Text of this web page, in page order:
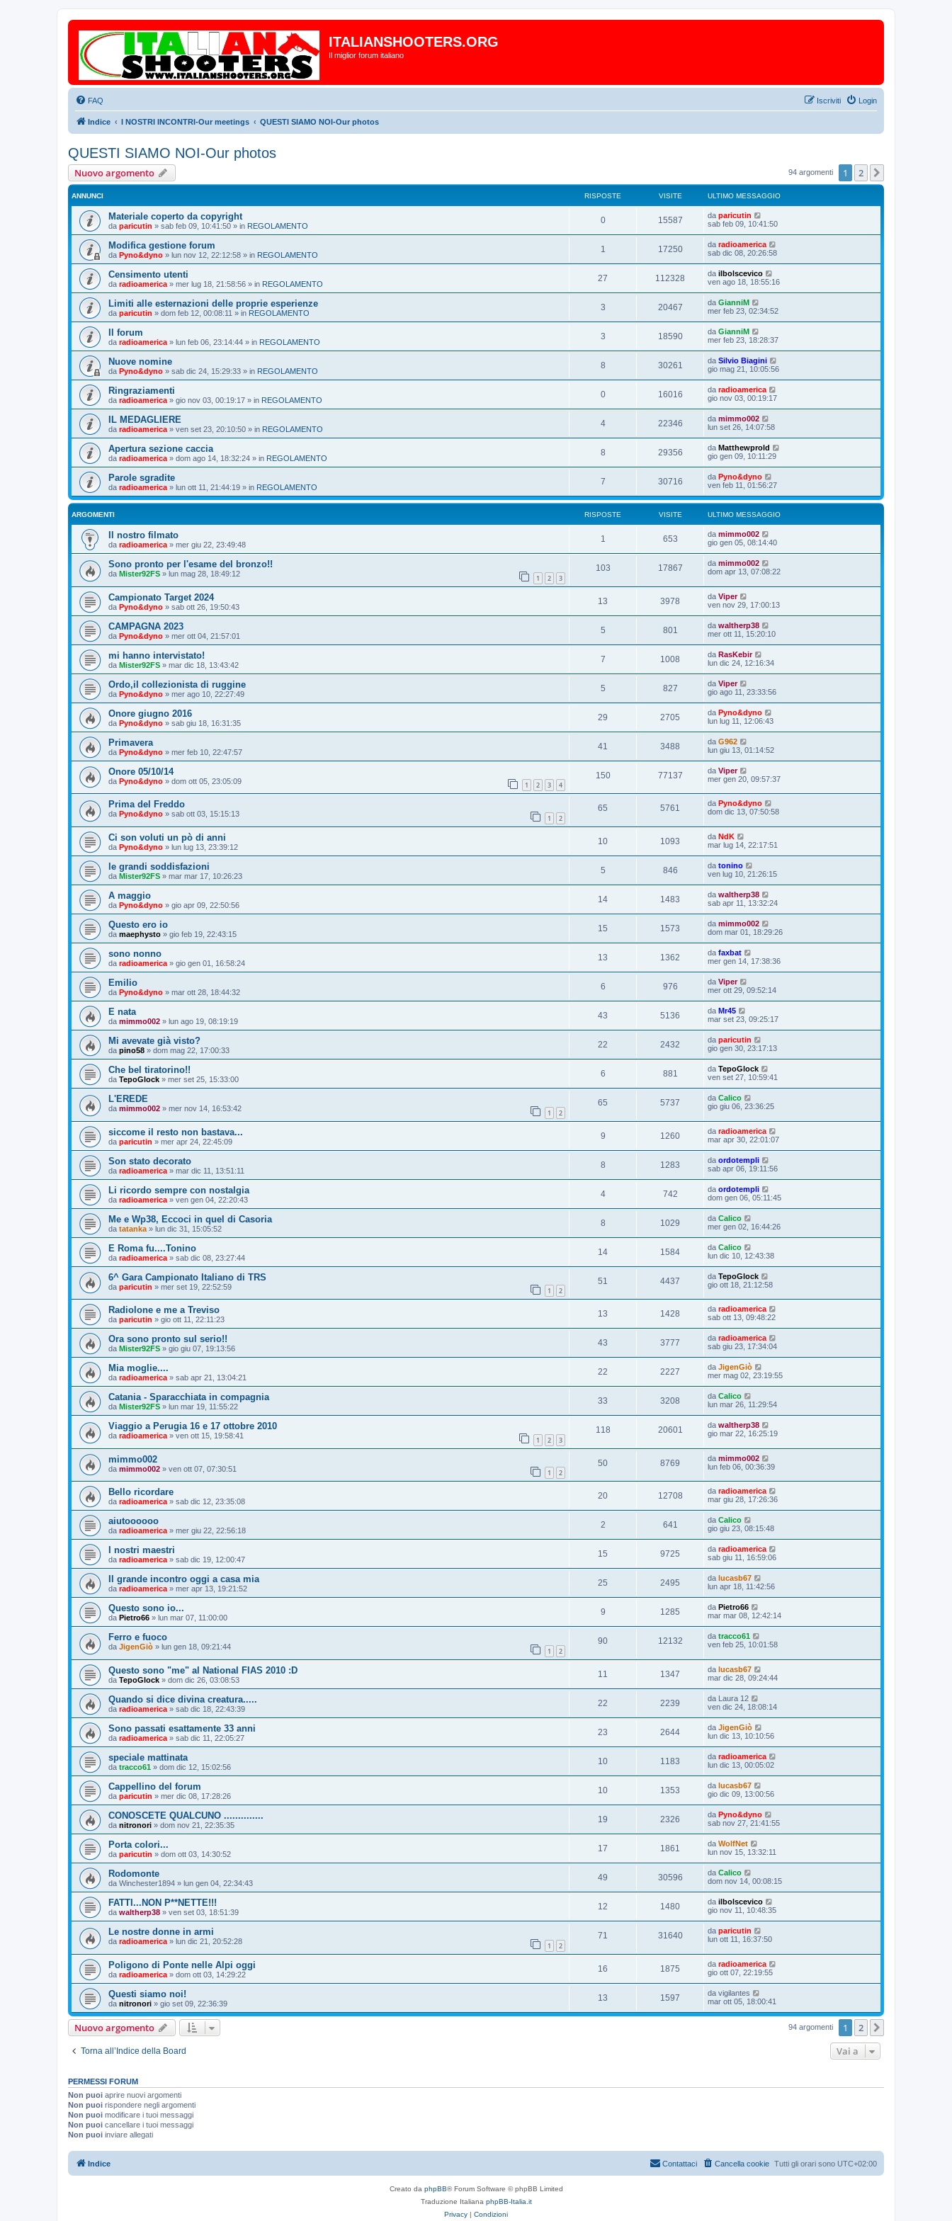
ITALIANSHOOTERS.ORG
Il miglior forum italiano
FAQ Login
Iscriviti
Indice I NOSTRI INCONTRI-Our meetings QUESTI SIAMO NOI-Our photos
QUESTI SIAMO NOI-Our photos
Nuovo argomento 94 argomenti 1 2
ANNUNCI RISPOSTE VISITE ULTIMO MESSAGGIO
Materiale coperto da copyright
da paricutin » sab feb 09, 10:41:50 » in REGOLAMENTO
0 15587 da paricutin
sab feb 09, 10:41:50
Modifica gestione forum
da Pyno&dyno » lun nov 12, 22:12:58 » in REGOLAMENTO
1 17250 da radioamerica
sab dic 08, 20:26:58
Censimento utenti
da radioamerica » mer lug 18, 21:58:56 » in REGOLAMENTO
27 112328 da ilbolscevico
ven ago 18, 18:55:16
Limiti alle esternazioni delle proprie esperienze
da paricutin » dom feb 12, 00:08:11 » in REGOLAMENTO
3 20467 da GianniM
mer feb 23, 02:34:52
Il forum
da radioamerica » lun feb 06, 23:14:44 » in REGOLAMENTO
3 18590 da GianniM
mer feb 23, 18:28:37
Nuove nomine
da Pyno&dyno » sab dic 24, 15:29:33 » in REGOLAMENTO
8 30261 da Silvio Biagini
gio mag 21, 10:05:56
Ringraziamenti
da radioamerica » gio nov 03, 00:19:17 » in REGOLAMENTO
0 16016 da radioamerica
gio nov 03, 00:19:17
IL MEDAGLIERE
da radioamerica » ven set 23, 20:10:50 » in REGOLAMENTO
4 22346 da mimmo002
lun set 26, 14:07:58
Apertura sezione caccia
da radioamerica » dom ago 14, 18:32:24 » in REGOLAMENTO
8 29356 da Matthewprold
gio gen 09, 10:11:29
Parole sgradite
da radioamerica » lun ott 11, 21:44:19 » in REGOLAMENTO
7 30716 da Pyno&dyno
ven feb 11, 01:56:27
ARGOMENTI RISPOSTE VISITE ULTIMO MESSAGGIO
Il nostro filmato
da radioamerica » mer giu 22, 23:49:48
1 653 da mimmo002
gio gen 05, 08:14:40
Sono pronto per l'esame del bronzo!!
da Mister92FS » lun mag 28, 18:49:12 1 2 3
103 17867 da mimmo002
dom apr 13, 07:08:22
Campionato Target 2024
da Pyno&dyno » sab ott 26, 19:50:43
13 3978 da Viper
ven nov 29, 17:00:13
CAMPAGNA 2023
da Pyno&dyno » mer ott 04, 21:57:01
5 801 da waltherp38
mer ott 11, 15:20:10
mi hanno intervistato!
da Mister92FS » mar dic 18, 13:43:42
7 1008 da RasKebir
lun dic 24, 12:16:34
Ordo,il collezionista di ruggine
da Pyno&dyno » mer ago 10, 22:27:49
5 827 da Viper
gio ago 11, 23:33:56
Onore giugno 2016
da Pyno&dyno » sab giu 18, 16:31:35
29 2705 da Pyno&dyno
lun lug 11, 12:06:43
Primavera
da Pyno&dyno » mer feb 10, 22:47:57
41 3488 da G962
lun giu 13, 01:14:52
Onore 05/10/14
da Pyno&dyno » dom ott 05, 23:05:09 1 2 3 4
150 77137 da Viper
mer gen 20, 09:57:37
Prima del Freddo
da Pyno&dyno » sab ott 03, 15:15:13 1 2
65 5761 da Pyno&dyno
dom dic 13, 07:50:58
Ci son voluti un pò di anni
da Pyno&dyno » lun lug 13, 23:39:12
10 1093 da NdK
mar lug 14, 22:17:51
le grandi soddisfazioni
da Mister92FS » mar mar 17, 10:26:23
5 846 da tonino
ven lug 10, 21:26:15
A maggio
da Pyno&dyno » gio apr 09, 22:50:56
14 1483 da waltherp38
sab apr 11, 13:32:24
Questo ero io
da maephysto » gio feb 19, 22:43:15
15 1573 da mimmo002
dom mar 01, 18:29:26
sono nonno
da radioamerica » gio gen 01, 16:58:24
13 1362 da faxbat
mer gen 14, 17:38:36
Emilio
da Pyno&dyno » mar ott 28, 18:44:32
6 976 da Viper
mer ott 29, 09:52:14
E nata
da mimmo002 » lun ago 19, 08:19:19
43 5136 da Mr45
mar set 23, 09:25:17
Mi avevate già visto?
da pino58 » dom mag 22, 17:00:33
22 2432 da paricutin
gio gen 30, 23:17:13
Che bel tiratorino!!
da TepoGlock » mer set 25, 15:33:00
6 881 da TepoGlock
ven set 27, 10:59:41
L'EREDE
da mimmo002 » mer nov 14, 16:53:42 1 2
65 5737 da Calico
gio giu 06, 23:36:25
siccome il resto non bastava...
da paricutin » mer apr 24, 22:45:09
9 1260 da radioamerica
mar apr 30, 22:01:07
Son stato decorato
da radioamerica » mar dic 11, 13:51:11
8 1283 da ordotempli
sab apr 06, 19:11:56
Li ricordo sempre con nostalgia
da radioamerica » ven gen 04, 22:20:43
4 742 da ordotempli
dom gen 06, 05:11:45
Me e Wp38, Eccoci in quel di Casoria
da tatanka » lun dic 31, 15:05:52
8 1029 da Calico
mer gen 02, 16:44:26
E Roma fu....Tonino
da radioamerica » sab dic 08, 23:27:44
14 1584 da Calico
lun dic 10, 12:43:38
6^ Gara Campionato Italiano di TRS
da paricutin » mer set 19, 22:52:59 1 2
51 4437 da TepoGlock
gio ott 18, 21:12:58
Radiolone e me a Treviso
da paricutin » gio ott 11, 22:11:23
13 1428 da radioamerica
sab ott 13, 09:48:22
Ora sono pronto sul serio!!
da Mister92FS » gio giu 07, 19:13:56
43 3777 da radioamerica
sab giu 23, 17:34:04
Mia moglie....
da radioamerica » sab apr 21, 13:04:21
22 2227 da JigenGiò
mer mag 02, 23:19:55
Catania - Sparacchiata in compagnia
da Mister92FS » lun mar 19, 11:55:22
33 3208 da Calico
lun mar 26, 11:29:54
Viaggio a Perugia 16 e 17 ottobre 2010
da radioamerica » ven ott 15, 19:58:41 1 2 3
118 20601 da waltherp38
gio mar 22, 16:25:19
mimmo002
da mimmo002 » ven ott 07, 07:30:51 1 2
50 8769 da mimmo002
lun feb 06, 00:36:39
Bello ricordare
da radioamerica» sab dic 12, 23:35:08
20 12708 da radioamerica
mar giu 28, 17:26:36
aiutoooooo
da radioamerica» mer giu 22, 22:56:18
2 641 da Calico
gio giu 23, 08:15:48
I nostri maestri
da radioamerica» sab dic 19, 12:00:47
15 9725 da radioamerica
sab giu 11, 16:59:06
Il grande incontro oggi a casa mia
da radioamerica» mer apr 13, 19:21:52
25 2495 da lucasb67
lun apr 18, 11:42:56
Questo sono io...
da Pietro66 » lun mar 07, 11:00:00
9 1285 da Pietro66
mar mar 08, 12:42:14
Ferro e fuoco
da JigenGiò » lun gen 18, 09:21:44 1 2
90 12132 da tracco61
ven feb 25, 10:01:58
Questo sono "me" al National FIAS 2010 :D
da TepoGlock » dom dic 26, 03:08:53
11 1347 da lucasb67
mar dic 28, 09:24:44
Quando si dice divina creatura.....
da radioamerica » sab dic 18, 22:43:39
22 2239 da Laura 12
ven dic 24, 18:08:14
Sono passati esattamente 33 anni
da radioamerica » sab dic 11, 22:05:27
23 2644 da JigenGiò
lun dic 13, 10:10:56
speciale mattinata
da tracco61 » dom dic 12, 15:02:56
10 1183 da radioamerica
lun dic 13, 00:05:02
Cappellino del forum
da paricutin » mer dic 08, 17:28:26
10 1353 da lucasb67
gio dic 09, 13:00:56
CONOSCETE QUALCUNO ..............
da nitronori » dom nov 21, 22:35:35
19 2326 da Pyno&dyno
sab nov 27, 21:41:55
Porta colori...
da paricutin » dom ott 03, 14:30:52
17 1861 da WolfNet
lun nov 15, 13:32:11
Rodomonte
da Winchester1894 » lun gen 04, 22:34:43
49 30596 da Calico
dom nov 14, 00:08:15
FATTI...NON P**NETTE!!!
da waltherp38 » ven set 03, 18:51:39
12 1480 da ilbolscevico
gio nov 11, 10:48:35
Le nostre donne in armi
da radioamerica » lun dic 21, 20:52:28 1 2
71 31640 da paricutin
lun ott 11, 16:37:50
Poligono di Ponte nelle Alpi oggi
da radioamerica » dom ott 03, 14:29:22
16 1875 da radioamerica
gio ott 07, 22:19:55
Questi siamo noi!
da nitronori » gio set 09, 22:36:39
13 1597 da vigilantes
mar ott 05, 18:00:41
Nuovo argomento 94 argomenti 1 2
Torna all’Indice della Board Vai a
PERMESSI FORUM
Non puoi aprire nuovi argomenti
Non puoi rispondere negli argomenti
Non puoi modificare i tuoi messaggi
Non puoi cancellare i tuoi messaggi
Non puoi inviare allegati
Indice Tutti gli orari sono UTC+02:00
Cancella cookie
Contattaci
Creato da phpBB® Forum Software © phpBB Limited
Traduzione Italiana phpBB-Italia.it
Privacy | Condizioni